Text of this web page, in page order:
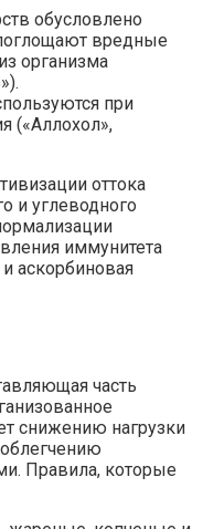
обусловлено
вредные
организма
при
(«Аллохол»,
оттока
и углеводного
иммунитета
аскорбиновая
часть
снижению нагрузки
Правила, которые